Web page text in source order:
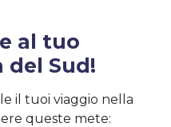
al tuo
del Sud!
il tuoi viaggio nella
queste mete: